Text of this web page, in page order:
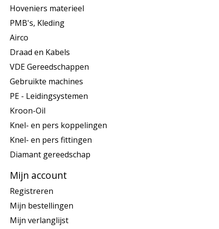
Hoveniers materieel
PMB's, Kleding
Airco
Draad en Kabels
VDE Gereedschappen
Gebruikte machines
PE - Leidingsystemen
Kroon-Oil
Knel- en pers koppelingen
Knel- en pers fittingen
Diamant gereedschap
Mijn account
Registreren
Mijn bestellingen
Mijn verlanglijst